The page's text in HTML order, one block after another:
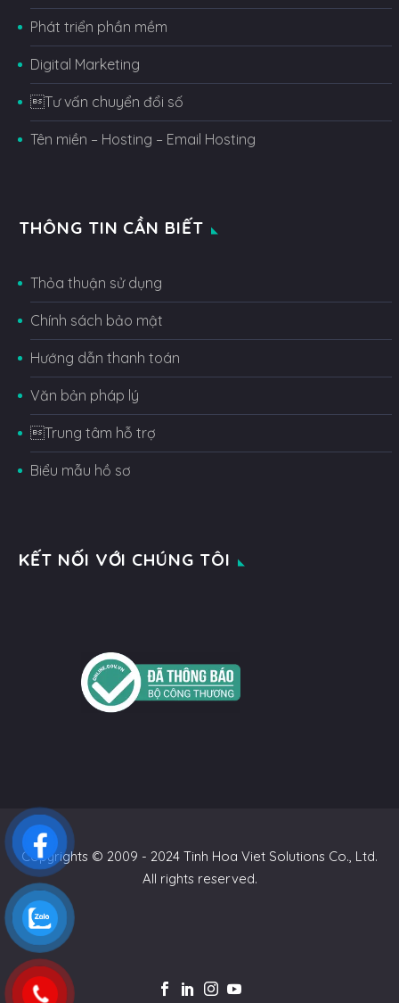
Phát triển phần mềm
Digital Marketing
Tư vấn chuyển đổi số
Tên miền – Hosting – Email Hosting
THÔNG TIN CẦN BIẾT
Thỏa thuận sử dụng
Chính sách bảo mật
Hướng dẫn thanh toán
Văn bản pháp lý
Trung tâm hỗ trợ
Biểu mẫu hồ sơ
KẾT NỐI VỚI CHÚNG TÔI
Copyrights © 2009 - 2024 Tinh Hoa Viet Solutions Co., Ltd.
All rights reserved.